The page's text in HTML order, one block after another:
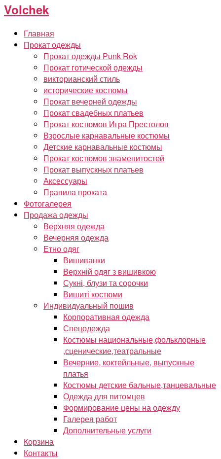
Volchek
Главная
Прокат одежды
Прокат одежды Punk Rok
Прокат готической одежды
викторианский стиль
исторические костюмы
Прокат вечерней одежды
Прокат свадебных платьев
Прокат костюмов Игра Престолов
Взрослые карнавальные костюмы
Детские карнавальные костюмы
Прокат костюмов знаменитостей
Прокат выпускных платьев
Аксессуары
Правила проката
Фотогалерея
Продажа одежды
Верхняя одежда
Вечерняя одежда
Етно одяг
Вишиванки
Верхній одяг з вишивкою
Сукні, блузи та сорочки
Вишиті костюми
Индивидуальный пошив
Корпоративная одежда
Спецодежда
Костюмы национальные,фольклорные
,сценические,театральные
Вечерние, коктейльные, выпускные
платья
Костюмы детские бальные,танцевальные
Одежда для питомцев
Формирование цены на одежду
Галерея работ
Дополнительные услуги
Корзина
Контакты